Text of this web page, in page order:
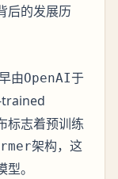
后的发展历
由OpenAI于
trained
标志着预训练
架构，这
。